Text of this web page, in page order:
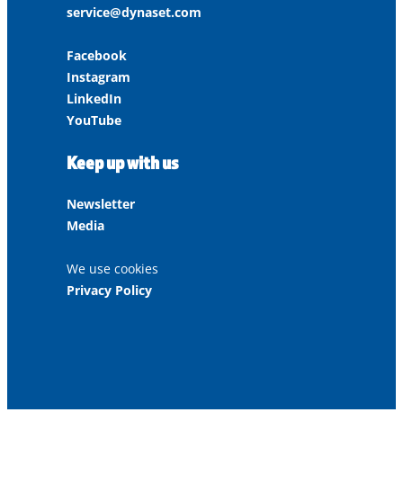
service@dynaset.com
Facebook
Instagram
LinkedIn
YouTube
Keep up with us
Newsletter
Media
We use cookies
Privacy Policy